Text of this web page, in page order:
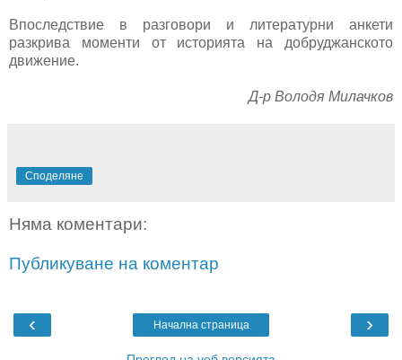
Впоследствие в разговори и литературни анкети
разкрива моменти от историята на добруджанското
движение.
Д-р Володя Милачков
Споделяне
Няма коментари:
Публикуване на коментар
‹ ›
Начална страница